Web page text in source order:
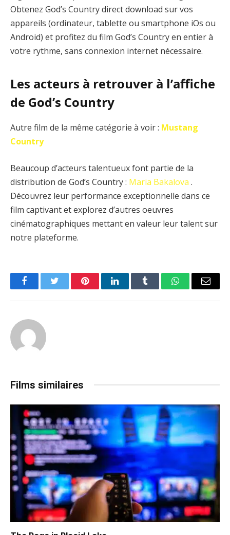
Obtenez God’s Country direct download sur vos
appareils (ordinateur, tablette ou smartphone iOs ou
Android) et profitez du film God’s Country en entier à
votre rythme, sans connexion internet nécessaire.
Les acteurs à retrouver à l’affiche
de God’s Country
Autre film de la même catégorie à voir : Mustang
Country
Beaucoup d’acteurs talentueux font partie de la
distribution de God’s Country : Maria Bakalova .
Découvrez leur performance exceptionnelle dans ce
film captivant et explorez d’autres oeuvres
cinématographiques mettant en valeur leur talent sur
notre plateforme.
FacebookTwitter PinterestLinkedInTumblr WhatsAppEmail
Films similaires